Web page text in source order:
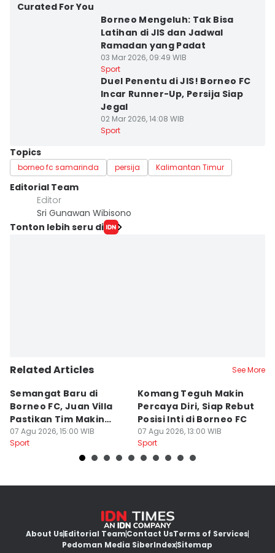
Curated For You
Borneo Mengeluh: Tak Bisa
Latihan di JIS dan Jadwal
Ramadan yang Padat
03 Mar 2026, 09:49 WIB
Sport
Duel Penentu di JIS! Borneo FC
Incar Runner-Up, Persija Siap
Jegal
02 Mar 2026, 14:08 WIB
Sport
Topics
borneo fc samarinda persija Kalimantan Timur
Editorial Team
Editor
Sri Gunawan Wibisono
Tonton lebih seru di
Related Articles See More
Semangat Baru di
Borneo FC, Juan Villa
Pastikan Tim Makin
Kompak
07 Agu 2026, 15:00 WIB
Sport
Komang Teguh Makin
Percaya Diri, Siap Rebut
Posisi Inti di Borneo FC
07 Agu 2026, 13:00 WIB
Sport
About UsEditorial TeamContact UsTerms of Services
Pedoman Media SiberIndexSitemap